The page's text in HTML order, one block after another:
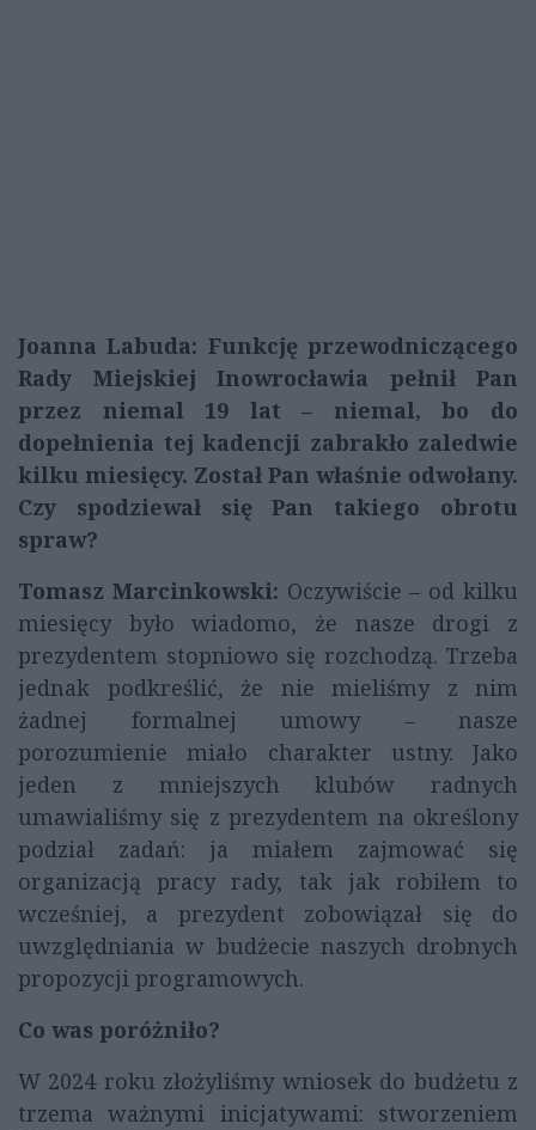
Joanna Labuda: Funkcję przewodniczącego
Rady Miejskiej Inowrocławia pełnił Pan
przez niemal 19 lat – niemal, bo do
dopełnienia tej kadencji zabrakło zaledwie
kilku miesięcy. Został Pan właśnie odwołany.
Czy spodziewał się Pan takiego obrotu
spraw?
Tomasz Marcinkowski: Oczywiście – od kilku
miesięcy było wiadomo, że nasze drogi z
prezydentem stopniowo się rozchodzą. Trzeba
jednak podkreślić, że nie mieliśmy z nim
żadnej formalnej umowy – nasze
porozumienie miało charakter ustny. Jako
jeden z mniejszych klubów radnych
umawialiśmy się z prezydentem na określony
podział zadań: ja miałem zajmować się
organizacją pracy rady, tak jak robiłem to
wcześniej, a prezydent zobowiązał się do
uwzględniania w budżecie naszych drobnych
propozycji programowych.
Co was poróżniło?
W 2024 roku złożyliśmy wniosek do budżetu z
trzema ważnymi inicjatywami: stworzeniem